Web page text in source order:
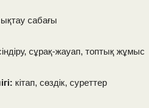
сабағы
сұрақ-жауап, топтық жұмыс
кітап, сөздік, суреттер